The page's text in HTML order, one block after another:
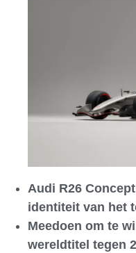
Audi R26
identiteit van het
Meedoen om te
wereldtitel tegen